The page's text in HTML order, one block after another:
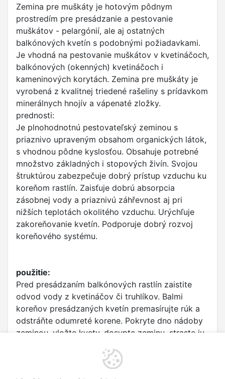
Zemina pre muškáty je hotovým pôdnym
prostredím pre presádzanie a pestovanie
muškátov - pelargónií, ale aj ostatných
balkónových kvetín s podobnými požiadavkami.
Je vhodná na pestovanie muškátov v kvetináčoch,
balkónových (okenných) kvetináčoch i
kameninových korytách. Zemina pre muškáty je
vyrobená z kvalitnej triedené rašeliny s prídavkom
minerálnych hnojív a vápenaté zložky.
prednosti:
Je plnohodnotnú pestovateľský zeminou s
priaznivo upraveným obsahom organických látok,
s vhodnou pôdne kyslosťou. Obsahuje potrebné
množstvo základných i stopových živín. Svojou
štruktúrou zabezpečuje dobrý prístup vzduchu ku
koreňom rastlín. Zaisťuje dobrú absorpcia
zásobnej vody a priaznivú záhřevnost aj pri
nižších teplotách okolitého vzduchu. Urýchľuje
zakoreňovanie kvetín. Podporuje dobrý rozvoj
koreňového systému.
použitie:
Pred presádzaním balkónových rastlín zaistite
odvod vody z kvetináčov či truhlíkov. Balmi
koreňov presádzaných kvetín premasírujte rúk a
odstráňte odumreté korene. Pokryte dno nádoby
zeminou, vložte kvety, dosypte zeminu, straste ju,
okraj nádoby. Počas vegetácie prihnojujte
vhodným kombinovaným hnojivom, a to prvýkrát